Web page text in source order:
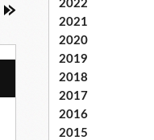
2022
2021
2020
2019
2018
2017
2016
2015